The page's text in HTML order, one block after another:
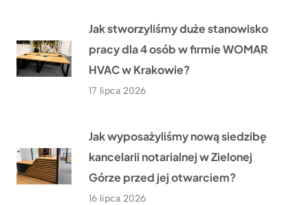
Jak stworzyliśmy duże stanowisko
pracy dla 4 osób w firmie WOMAR
HVAC w Krakowie?
17 lipca 2026
Jak wyposażyliśmy nową siedzibę
kancelarii notarialnej w Zielonej
Górze przed jej otwarciem?
16 lipca 2026